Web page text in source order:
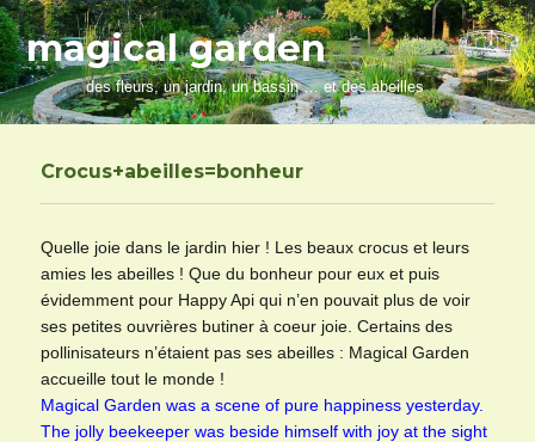
magical garden
des fleurs, un jardin, un bassin … et des abeilles
Crocus+abeilles=bonheur
Quelle joie dans le jardin hier ! Les beaux crocus et leurs
amies les abeilles ! Que du bonheur pour eux et puis
évidemment pour Happy Api qui n’en pouvait plus de voir
ses petites ouvrières butiner à coeur joie. Certains des
pollinisateurs n’étaient pas ses abeilles : Magical Garden
accueille tout le monde !
Magical Garden was a scene of pure happiness yesterday.
The jolly beekeeper was beside himself with joy at the sight